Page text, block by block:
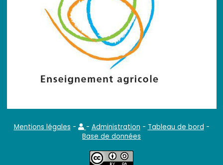
Mentions légales - - Administration - Tableau de bord -
Base de données